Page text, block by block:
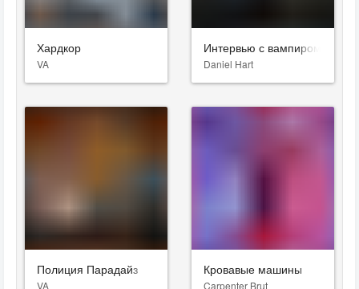
Хардкор
VA
Интервью с вампиром
Daniel Hart
Полиция Парадайз
VA
Кровавые машины
Carpenter Brut